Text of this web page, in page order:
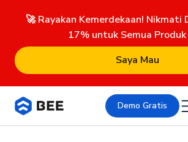
🚀 Rayakan Kemerdekaan! Nikmati
17% untuk Semua
Saya Mau
Demo Gratis